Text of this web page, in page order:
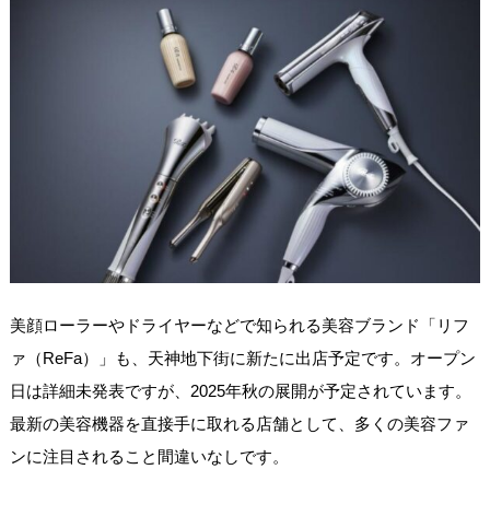
美顔ローラーやドライヤーなどで知られる美容ブランド「リフ
ァ（ReFa）」も、天神地下街に新たに出店予定です。オープン
日は詳細未発表ですが、2025年秋の展開が予定されています。
最新の美容機器を直接手に取れる店舗として、多くの美容ファ
ンに注目されること間違いなしです。